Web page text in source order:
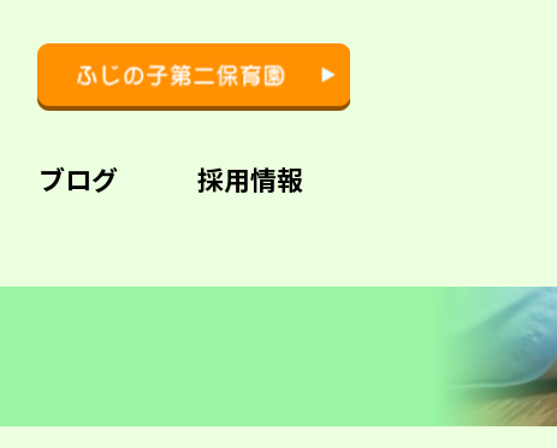
ブログ 採用情報